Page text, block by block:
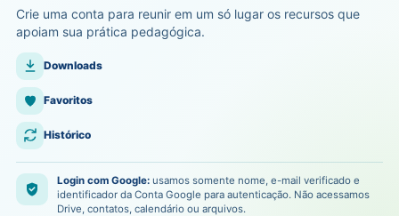
Crie uma conta para reunir em um só lugar os recursos que
apoiam sua prática pedagógica.
Downloads
Favoritos
Histórico
Login com Google: usamos somente nome, e-mail verificado e
identificador da Conta Google para autenticação. Não acessamos
Drive, contatos, calendário ou arquivos.